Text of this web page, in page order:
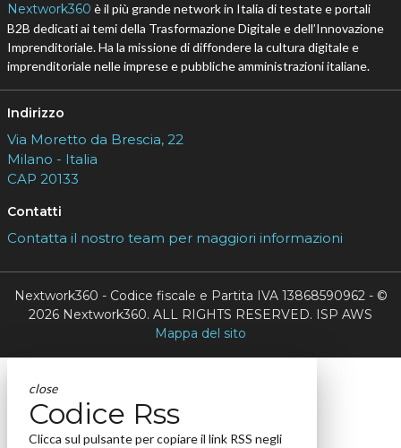
Nextwork360 è il più grande network in Italia di testate e portali
B2B dedicati ai temi della Trasformazione Digitale e dell’Innovazione
Imprenditoriale. Ha la missione di diffondere la cultura digitale e
imprenditoriale nelle imprese e pubbliche amministrazioni italiane.
Indirizzo
Via Moretto da Brescia, 22
Milano - Italia
CAP 20133
Contatti
Contatta il nostro team per maggiori informazioni
Nextwork360 - Codice fiscale e Partita IVA 13868590962 - ©
2026 Nextwork360. ALL RIGHTS RESERVED. ISP AWS
Mappa del sito
close
Codice Rss
Clicca sul pulsante per copiare il link RSS negli